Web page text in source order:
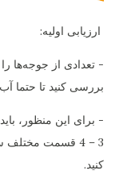
ارزیابی اولیه:
بررسی کنید تا حتما
3 – 4 قسمت
کنید.